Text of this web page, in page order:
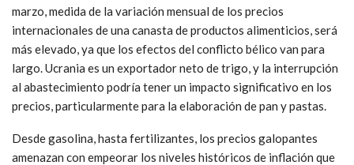
marzo, medida de la variación mensual de los precios
internacionales de una canasta de productos alimenticios, será
más elevado, ya que los efectos del conflicto bélico van para
largo. Ucrania es un exportador neto de trigo, y la interrupción
al abastecimiento podría tener un impacto significativo en los
precios, particularmente para la elaboración de pan y pastas.
Desde gasolina, hasta fertilizantes, los precios galopantes
amenazan con empeorar los niveles históricos de inflación que